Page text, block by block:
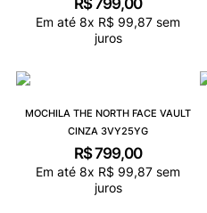
Em até 8x R$ 99,87 sem
juros
MOCHILA THE NORTH FACE VAULT
CINZA 3VY25YG
R$799,00
Em até 8x R$ 99,87 sem
juros